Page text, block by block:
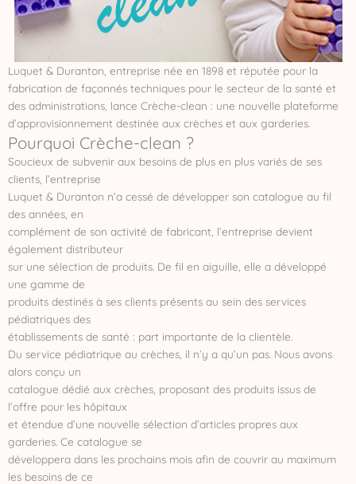
Luquet & Duranton, entreprise née en 1898 et réputée pour la
fabrication de façonnés techniques pour le secteur de la santé et
des administrations, lance Crèche-clean : une nouvelle plateforme
d’approvisionnement destinée aux crèches et aux garderies.
Pourquoi Crèche-clean ?
Soucieux de subvenir aux besoins de plus en plus variés de ses
clients, l’entreprise
Luquet & Duranton n’a cessé de développer son catalogue au fil
des années, en
complément de son activité de fabricant, l’entreprise devient
également distributeur
sur une sélection de produits. De fil en aiguille, elle a développé
une gamme de
produits destinés à ses clients présents au sein des services
pédiatriques des
établissements de santé : part importante de la clientèle.
Du service pédiatrique au crèches, il n’y a qu’un pas. Nous avons
alors conçu un
catalogue dédié aux crèches, proposant des produits issus de
l’offre pour les hôpitaux
et étendue d’une nouvelle sélection d’articles propres aux
garderies. Ce catalogue se
développera dans les prochains mois afin de couvrir au maximum
les besoins de ce